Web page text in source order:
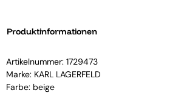
Produktinformationen
Artikelnummer: 1729473
Marke: KARL LAGERFELD
Farbe: beige